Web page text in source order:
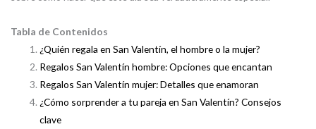
Tabla de Contenidos
¿Quién regala en San Valentín, el hombre o la mujer?
Regalos San Valentín hombre: Opciones que encantan
Regalos San Valentín mujer: Detalles que enamoran
¿Cómo sorprender a tu pareja en San Valentín? Consejos
clave